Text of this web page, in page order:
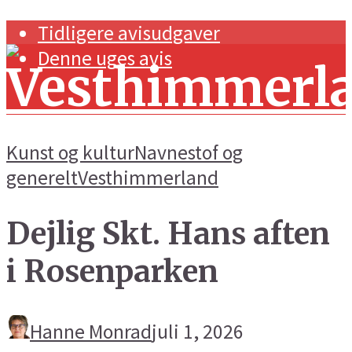
Tidligere avisudgaver
Denne uges avis
Forside
Navnestof og generelt
Handel og erhverv
Kunst og kultur
Kunst og kulturNavnestof og
genereltVesthimmerland
Dejlig Skt. Hans aften
i Rosenparken
Hanne Monradjuli 1, 2026